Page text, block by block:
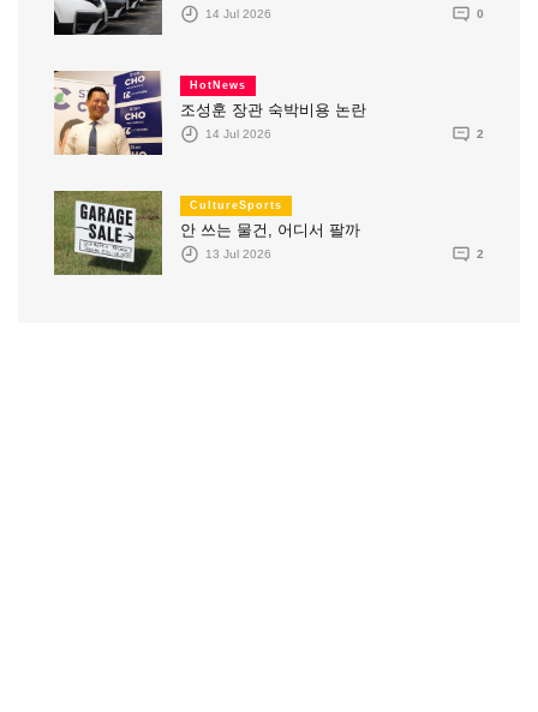
14 Jul 2026 0
HotNews
조성훈 장관 숙박비용 논란
14 Jul 2026 2
CultureSports
안 쓰는 물건, 어디서 팔까
13 Jul 2026 2